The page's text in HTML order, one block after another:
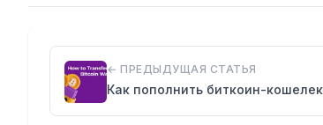
← ПРЕДЫДУЩАЯ СТАТЬЯ
Как пополнить биткоин-